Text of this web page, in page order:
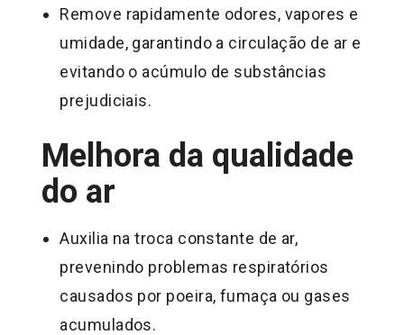
Remove rapidamente odores, vapores e
umidade, garantindo a circulação de ar e
evitando o acúmulo de substâncias
prejudiciais.
Melhora da qualidade
do ar
Auxilia na troca constante de ar,
prevenindo problemas respiratórios
causados por poeira, fumaça ou gases
acumulados.